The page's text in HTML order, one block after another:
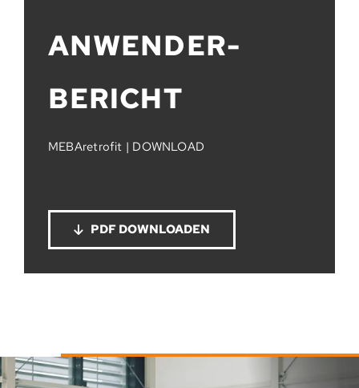
ANWENDER­
BERICHT
MEBAretrofit | DOWNLOAD
PDF DOWNLOADEN